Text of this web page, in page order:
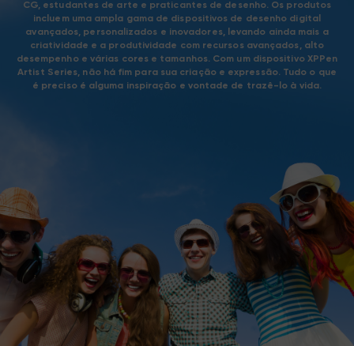
CG, estudantes de arte e praticantes de desenho. Os produtos
incluem uma ampla gama de dispositivos de desenho digital
avançados, personalizados e inovadores, levando ainda mais a
criatividade e a produtividade com recursos avançados, alto
desempenho e várias cores e tamanhos. Com um dispositivo XPPen
Artist Series, não há fim para sua criação e expressão. Tudo o que
é preciso é alguma inspiração e vontade de trazê-lo à vida.